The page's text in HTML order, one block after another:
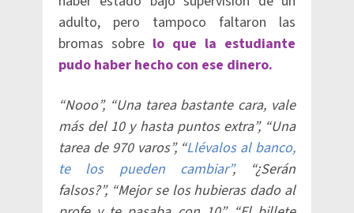
adulto, pero tampoco faltaron las
bromas sobre lo que la estudiante
pudo haber hecho con ese dinero.
“Nooo”, “Una tarea bastante cara, vale
más del 10 y hasta puntos extra”, “Una
tarea de 970 varos”, “Llévalos al banco,
te los pueden cambiar”, “¿Serán
falsos?”, “Mejor se los hubieras dado al